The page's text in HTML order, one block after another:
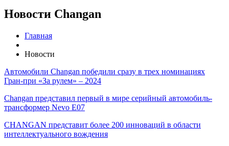
Новости Changan
Главная
Новости
Автомобили Changan победили сразу в трех номинациях
Гран-при «За рулем» – 2024
Changan представил первый в мире серийный автомобиль-
трансформер Nevo E07
CHANGAN представит более 200 инноваций в области
интеллектуального вождения